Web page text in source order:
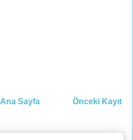
Önceki Kayıt
Ana Sayfa